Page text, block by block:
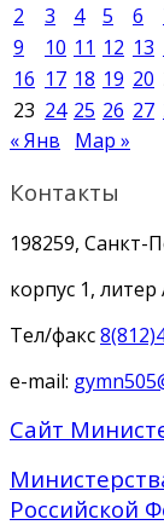
2
3 4 5 6
9
10 11 12 13
16 17 18 19 20
23 24 25 26 27
« Янв
Мар »
Контакты
198259, Санкт-
корпус 1, литер
Тел/факс
e-mail:
Сайт
Российской